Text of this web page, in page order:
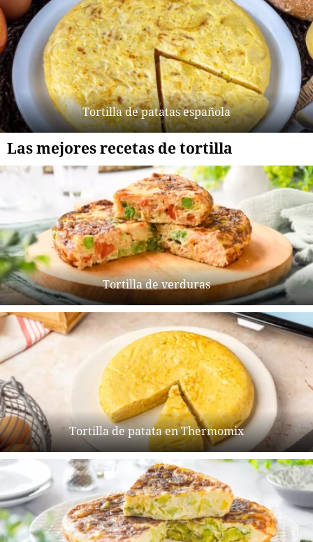
Tortilla de patatas española
Las mejores recetas de tortilla
Tortilla de verduras
Tortilla de patata en Thermomix